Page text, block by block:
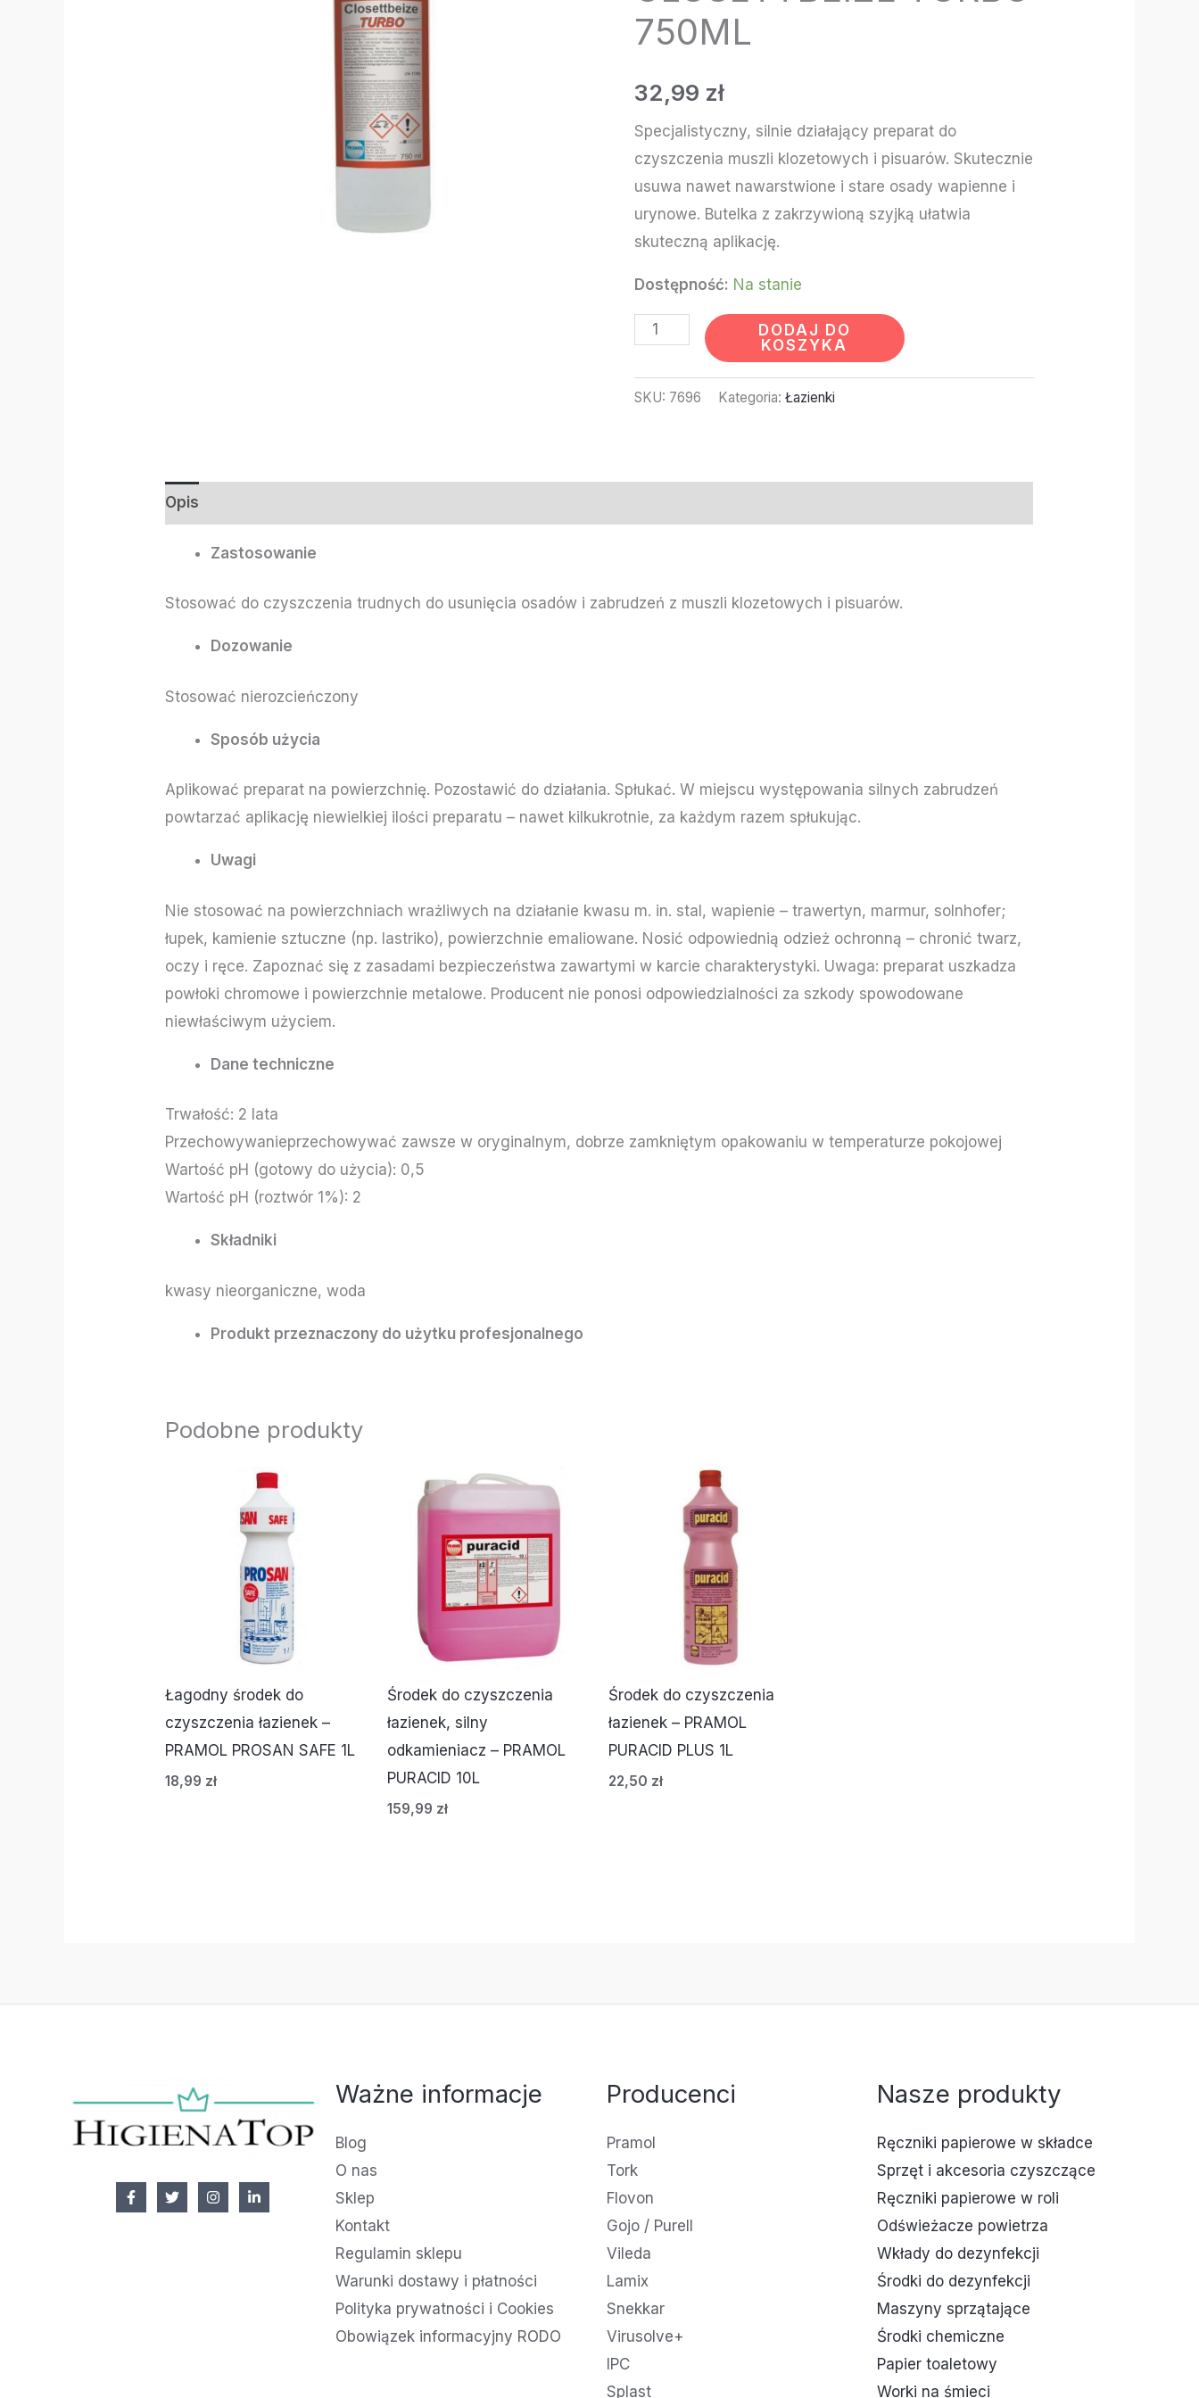
750ML
32,99 zł
Specjalistyczny, silnie działający preparat do
czyszczenia muszli klozetowych i pisuarów. Skutecznie
usuwa nawet nawarstwione i stare osady wapienne i
urynowe. Butelka z zakrzywioną szyjką ułatwia
skuteczną aplikację.
Dostępność: Na stanie
-
PRAMOL
TURBO
750ML
DODAJ DO
KOSZYKA
SKU: 7696 Kategoria: Łazienki
Opis
Zastosowanie
Stosować do czyszczenia trudnych do usunięcia osadów i zabrudzeń z muszli klozetowych i pisuarów.
Dozowanie
Stosować nierozcieńczony
Sposób użycia
Aplikować preparat na powierzchnię. Pozostawić do działania. Spłukać. W miejscu występowania silnych zabrudzeń
powtarzać aplikację niewielkiej ilości preparatu – nawet kilkukrotnie, za każdym razem spłukując.
Uwagi
Nie stosować na powierzchniach wrażliwych na działanie kwasu m. in. stal, wapienie – trawertyn, marmur, solnhofer;
łupek, kamienie sztuczne (np. lastriko), powierzchnie emaliowane. Nosić odpowiednią odzież ochronną – chronić twarz,
oczy i ręce. Zapoznać się z zasadami bezpieczeństwa zawartymi w karcie charakterystyki. Uwaga: preparat uszkadza
powłoki chromowe i powierzchnie metalowe. Producent nie ponosi odpowiedzialności za szkody spowodowane
niewłaściwym użyciem.
Dane techniczne
Trwałość: 2 lata
Przechowywanieprzechowywać zawsze w oryginalnym, dobrze zamkniętym opakowaniu w temperaturze pokojowej
Wartość pH (gotowy do użycia): 0,5
Wartość pH (roztwór 1%): 2
Składniki
kwasy nieorganiczne, woda
Produkt przeznaczony do użytku profesjonalnego
Podobne produkty
Łagodny środek do
czyszczenia łazienek –
PRAMOL PROSAN SAFE 1L
18,99 zł
Środek do czyszczenia
łazienek, silny
odkamieniacz – PRAMOL
PURACID 10L
159,99 zł
Środek do czyszczenia
łazienek – PRAMOL
PURACID PLUS 1L
22,50 zł
Ważne informacje
Blog
O nas
Sklep
Kontakt
Regulamin sklepu
Warunki dostawy i płatności
Polityka prywatności i Cookies
Obowiązek informacyjny RODO
Producenci
Pramol
Tork
Flovon
Gojo / Purell
Vileda
Lamix
Snekkar
Virusolve+
IPC
Splast
Nasze produkty
Ręczniki papierowe w składce
Sprzęt i akcesoria czyszczące
Ręczniki papierowe w roli
Odświeżacze powietrza
Wkłady do dezynfekcji
Środki do dezynfekcji
Maszyny sprzątające
Środki chemiczne
Papier toaletowy
Worki na śmieci